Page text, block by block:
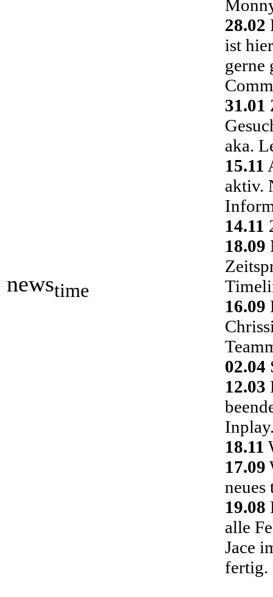
newstime
28.02
ist
gerne
31.01
aka.
15.11
aktiv.
14.11
18.09
16.09
02.04
12.03
18.11
17.09
19.08
alle
Jace
fertig.